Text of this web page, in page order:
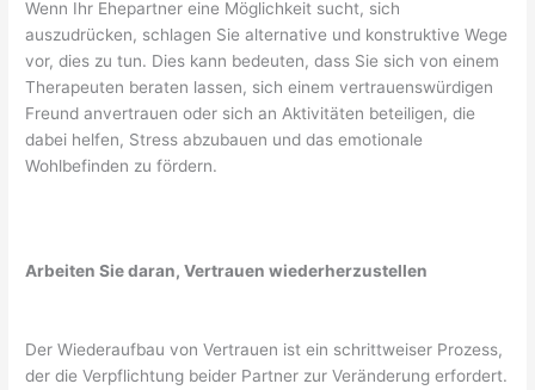
Wenn Ihr Ehepartner eine Möglichkeit sucht, sich
auszudrücken, schlagen Sie alternative und konstruktive Wege
vor, dies zu tun. Dies kann bedeuten, dass Sie sich von einem
Therapeuten beraten lassen, sich einem vertrauenswürdigen
Freund anvertrauen oder sich an Aktivitäten beteiligen, die
dabei helfen, Stress abzubauen und das emotionale
Wohlbefinden zu fördern.
Arbeiten Sie daran, Vertrauen wiederherzustellen
Der Wiederaufbau von Vertrauen ist ein schrittweiser Prozess,
der die Verpflichtung beider Partner zur Veränderung erfordert.